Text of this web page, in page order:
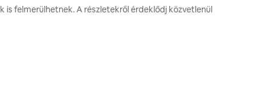
is felmerülhetnek. A részletekről érdeklődj közvetlenül